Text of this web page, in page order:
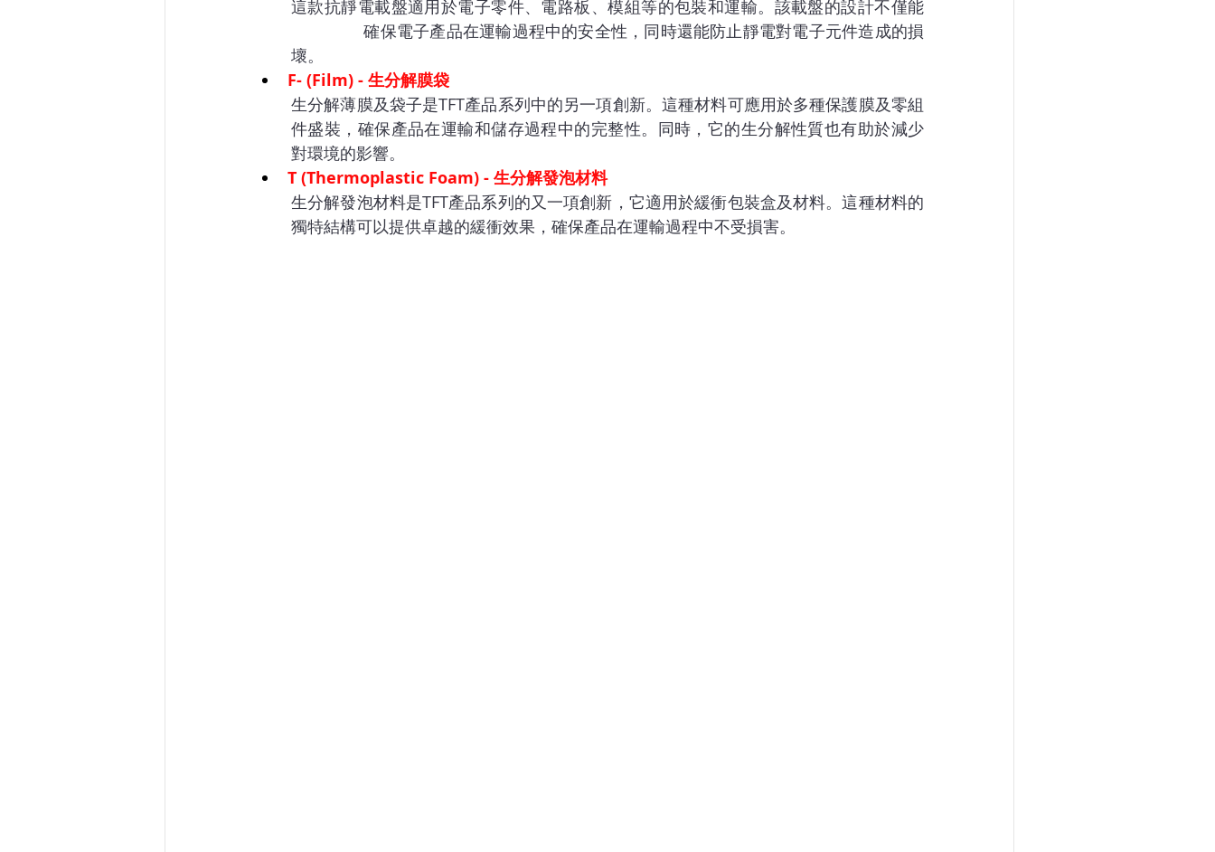
這款抗靜電載盤適用於電子零件、電路板、模組等的包裝和運輸。該載盤的設計不僅能
確保電子產品在運輸過程中的安全性，同時還能防止靜電對電子元件造成的損
壞。
F- (Film) - 生分解膜袋
生分解薄膜及袋子是TFT產品系列中的另一項創新。這種材料可應用於多種保護膜及零組
件盛裝，確保產品在運輸和儲存過程中的完整性。同時，它的生分解性質也有助於減少
對環境的影響。
T (Thermoplastic Foam) - 生分解發泡材料
生分解發泡材料是TFT產品系列的又一項創新，它適用於緩衝包裝盒及材料。這種材料的
獨特結構可以提供卓越的緩衝效果，確保產品在運輸過程中不受損害。